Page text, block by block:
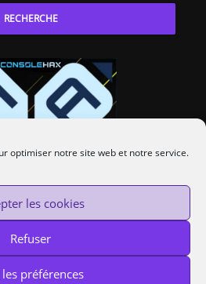
optimiser notre site web et notre service.
les cookies
Refuser
préférences
RECHERCHE